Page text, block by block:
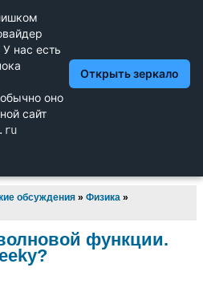
форум dxdy
Science, Machine Learning,
и Техника, Химия,
Экономика и Финансовая
науки
обсуждения » Физика »
функции.